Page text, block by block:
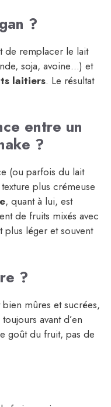
?
de remplacer le lait
soja, avoine…) et
laitiers. Le résultat
entre un
?
(ou parfois du lait
plus crémeuse
, quant à lui, est
de fruits mixés avec
léger et souvent
?
mûres et sucrées,
avant d’en
goût du fruit, pas de